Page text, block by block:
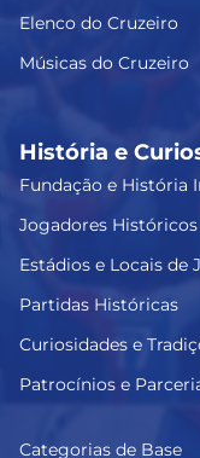
Elenco do Cruzeiro
Músicas do Cruzeiro
História e
Fundação e História
Jogadores Históricos
Estádios e Locais de
Partidas Históricas
Curiosidades e
Patrocínios e
Categorias de Base